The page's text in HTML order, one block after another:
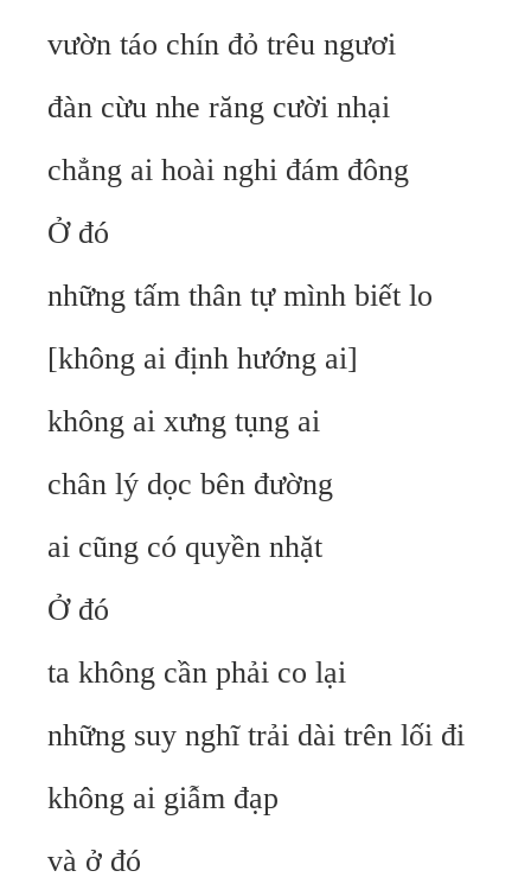
vườn táo chín đỏ trêu ngươi
đàn cừu nhe răng cười nhại
chẳng ai hoài nghi đám đông
Ở đó
những tấm thân tự mình biết lo
[không ai định hướng ai]
không ai xưng tụng ai
chân lý dọc bên đường
ai cũng có quyền nhặt
Ở đó
ta không cần phải co lại
những suy nghĩ trải dài trên lối đi
không ai giẫm đạp
và ở đó